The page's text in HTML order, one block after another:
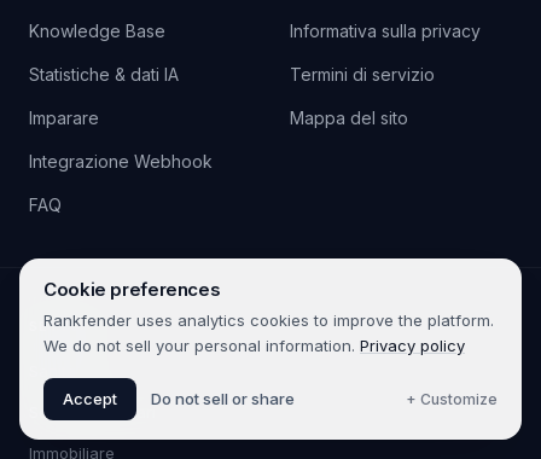
Knowledge Base
Statistiche & dati IA
Imparare
Integrazione Webhook
FAQ
Informativa sulla privacy
Termini di servizio
Mappa del sito
SETTORI
Servizi Finanziari
Immobiliare
Cookie preferences
Rankfender uses analytics cookies to improve the platform.
We do not sell your personal information. Privacy policy
Accept Do not sell or share + Customize